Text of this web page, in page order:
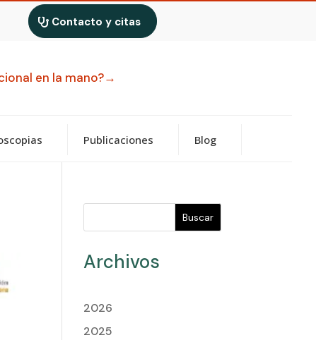
Contacto y citas
en la mano?→
Publicaciones Blog
Buscar
Archivos
2026
2025